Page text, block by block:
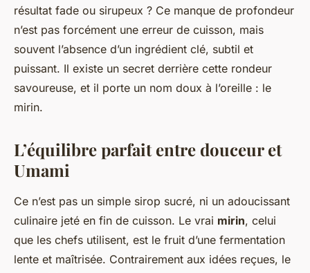
résultat fade ou sirupeux ? Ce manque de profondeur
n’est pas forcément une erreur de cuisson, mais
souvent l’absence d’un ingrédient clé, subtil et
puissant. Il existe un secret derrière cette rondeur
savoureuse, et il porte un nom doux à l’oreille : le
mirin.
L’équilibre parfait entre douceur et
Umami
Ce n’est pas un simple sirop sucré, ni un adoucissant
culinaire jeté en fin de cuisson. Le vrai mirin, celui
que les chefs utilisent, est le fruit d’une fermentation
lente et maîtrisée. Contrairement aux idées reçues, le